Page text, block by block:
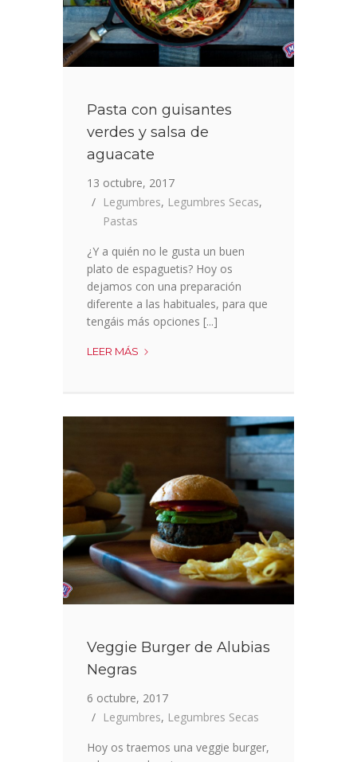
Pasta con guisantes
verdes y salsa de
aguacate
13 octubre, 2017
Legumbres, Legumbres Secas,
Pastas
¿Y a quién no le gusta un buen
plato de espaguetis? Hoy os
dejamos con una preparación
diferente a las habituales, para que
tengáis más opciones [...]
LEER MÁS
Y
AGUACATE
Veggie Burger de Alubias
Negras
6 octubre, 2017
Legumbres, Legumbres Secas
Hoy os traemos una veggie burger,